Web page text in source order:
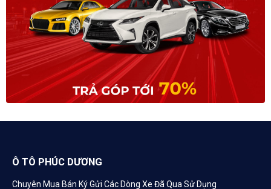
Ô TÔ PHÚC DƯƠNG
Chuyên Mua Bán Ký Gửi Các Dòng Xe Đã Qua Sử Dụng